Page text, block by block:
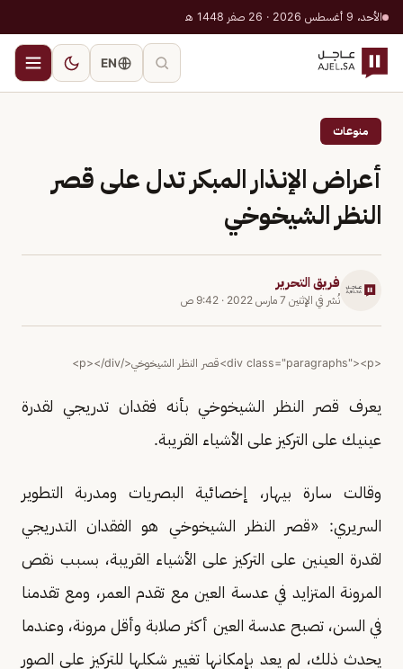
الأحد، 9 أغسطس 2026 · 26 صفر 1448 هـ
EN
منوعات
أعراض الإنذار المبكر تدل على قصر
النظر الشيخوخي
فريق التحرير
نُشر في الإثنين 7 مارس 2022 · 9:42 ص
<div class="paragraphs"><p>قصر النظر الشيخوخي</p></div>
يعرف قصر النظر الشيخوخي بأنه فقدان تدريجي لقدرة
عينيك على التركيز على الأشياء القريبة.
وقالت سارة بيهار، إخصائية البصريات ومدربة التطوير
السريري: «قصر النظر الشيخوخي هو الفقدان التدريجي
لقدرة العينين على التركيز على الأشياء القريبة، بسبب نقص
المرونة المتزايد في عدسة العين مع تقدم العمر، ومع تقدمنا
في السن، تصبح عدسة العين أكثر صلابة وأقل مرونة، وعندما
يحدث ذلك، لم يعد بإمكانها تغيير شكلها للتركيز على الصور